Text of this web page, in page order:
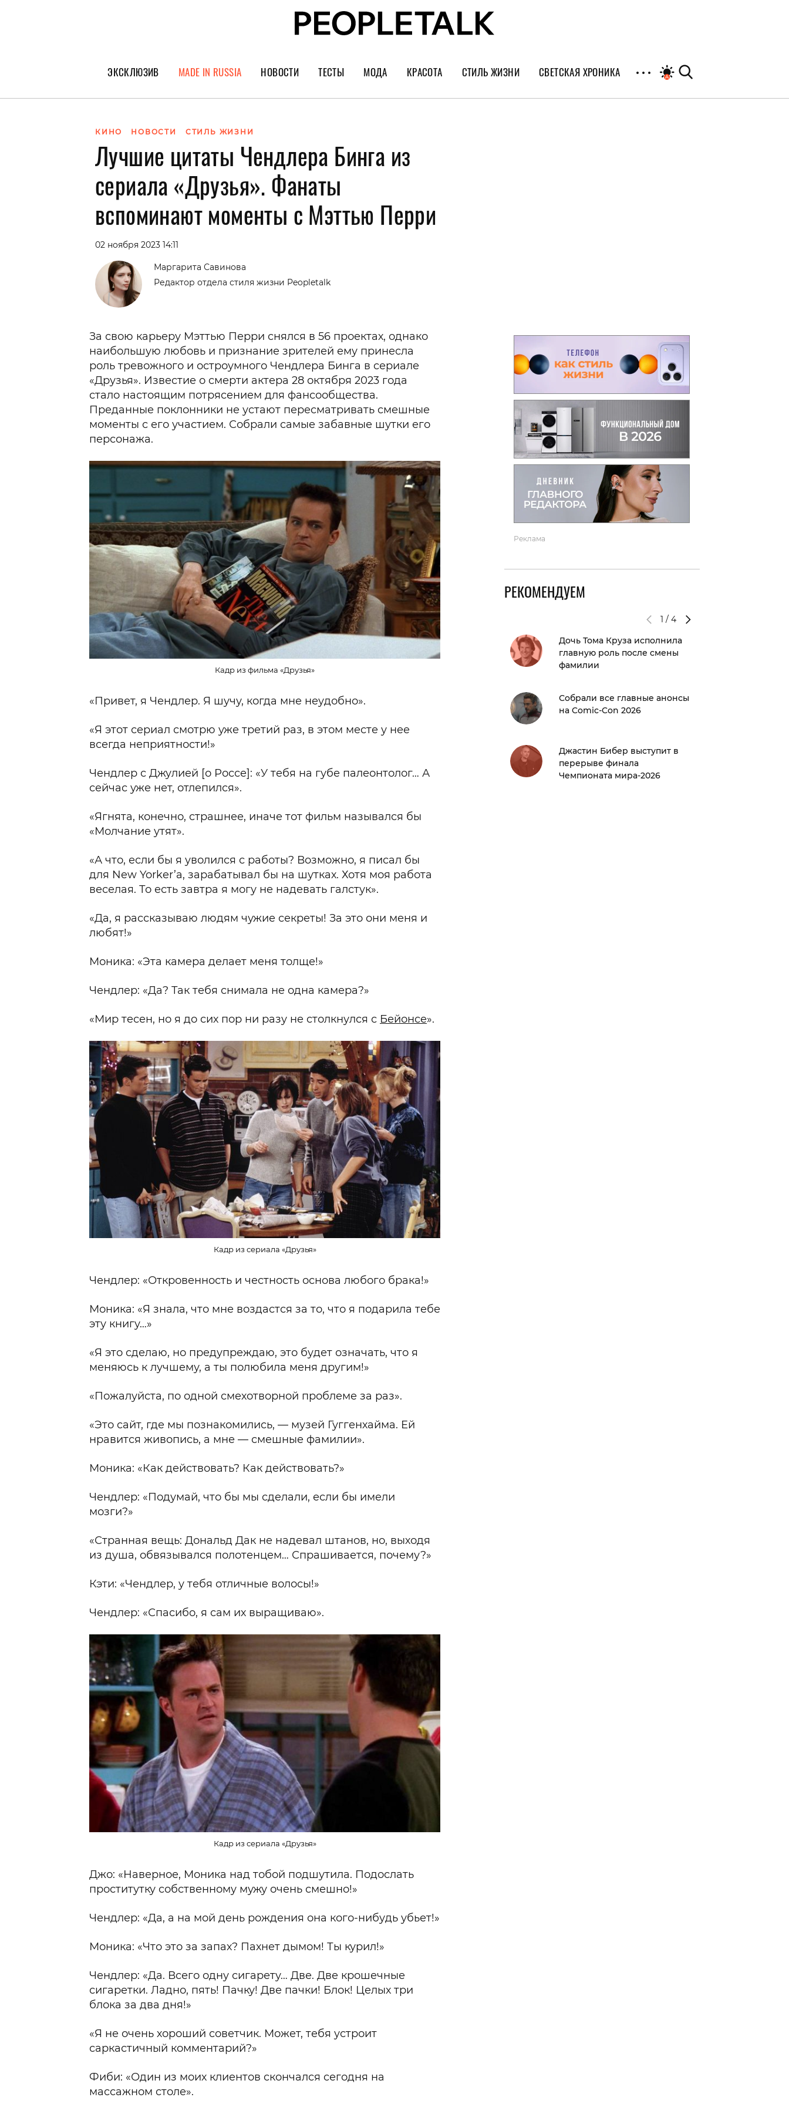
ЭКСКЛЮЗИВ
ГЕРОИ PEOPLETALK
ПОКОЛЕНИЕ
MADE IN RUSSIA НОВОСТИ ТЕСТЫ МОДА
Тренды
Украшения и часы
КРАСОТА
Уход за лицом
Диеты
СТИЛЬ ЖИЗНИ
Культура
СВЕТСКАЯ ХРОНИКА
КИНО НОВОСТИ СТИЛЬ ЖИЗНИ
Лучшие цитаты Чендлера Бинга из
сериала «Друзья». Фанаты
вспоминают моменты с Мэттью Перри
02 ноября 2023 14:11
Маргарита Савинова
Редактор отдела стиля жизни Peopletalk
За свою карьеру Мэттью Перри снялся в 56 проектах, однако
наибольшую любовь и признание зрителей ему принесла
роль тревожного и остроумного Чендлера Бинга в сериале
«Друзья». Известие о смерти актера 28 октября 2023 года
стало настоящим потрясением для фансообщества.
Преданные поклонники не устают пересматривать смешные
моменты с его участием. Собрали самые забавные шутки его
персонажа.
Кадр из фильма «Друзья»
«Привет, я Чендлер. Я шучу, когда мне неудобно».
«Я этот сериал смотрю уже третий раз, в этом месте у нее
всегда неприятности!»
Чендлер с Джулией [о Россе]: «У тебя на губе палеонтолог… А
сейчас уже нет, отлепился».
«Ягнята, конечно, страшнее, иначе тот фильм назывался бы
«Молчание утят».
«А что, если бы я уволился с работы? Возможно, я писал бы
для New Yorker’а, зарабатывал бы на шутках. Хотя моя работа
веселая. То есть завтра я могу не надевать галстук».
«Да, я рассказываю людям чужие секреты! За это они меня и
любят!»
Моника: «Эта камера делает меня толще!»
Чендлер: «Да? Так тебя снимала не одна камера?»
«Мир тесен, но я до сих пор ни разу не столкнулся с Бейонсе».
Кадр из сериала «Друзья»
Чендлер: «Откровенность и честность основа любого брака!»
Моника: «Я знала, что мне воздастся за то, что я подарила тебе
эту книгу…»
«Я это сделаю, но предупреждаю, это будет означать, что я
меняюсь к лучшему, а ты полюбила меня другим!»
«Пожалуйста, по одной смехотворной проблеме за раз».
«Это сайт, где мы познакомились, — музей Гуггенхайма. Ей
нравится живопись, а мне — смешные фамилии».
Моника: «Как действовать? Как действовать?»
Чендлер: «Подумай, что бы мы сделали, если бы имели
мозги?»
«Странная вещь: Дональд Дак не надевал штанов, но, выходя
из душа, обвязывался полотенцем… Спрашивается, почему?»
Кэти: «Чендлер, у тебя отличные волосы!»
Чендлер: «Спасибо, я сам их выращиваю».
Кадр из сериала «Друзья»
Джо: «Наверное, Моника над тобой подшутила. Подослать
проститутку собственному мужу очень смешно!»
Чендлер: «Да, а на мой день рождения она кого-нибудь убьет!»
Моника: «Что это за запах? Пахнет дымом! Ты курил!»
Чендлер: «Да. Всего одну сигарету… Две. Две крошечные
сигаретки. Ладно, пять! Пачку! Две пачки! Блок! Целых три
блока за два дня!»
«Я не очень хороший советчик. Может, тебя устроит
саркастичный комментарий?»
Фиби: «Один из моих клиентов скончался сегодня на
массажном столе».
Реклама
РЕКОМЕНДУЕМ
1 /4
Дочь Тома Круза исполнила
главную роль после смены
фамилии
Собрали все главные анонсы
на Comic-Con 2026
Джастин Бибер выступит в
перерыве финала
Чемпионата мира-2026